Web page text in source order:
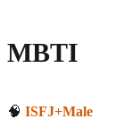
MBTI
🧠 ISFJ+Male